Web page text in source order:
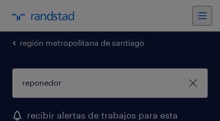
región metropolitana de santiago
recibir alertas de trabajos para esta